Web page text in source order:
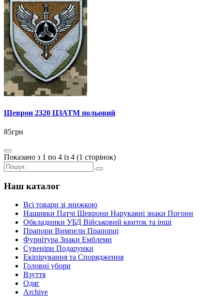
Шеврон 2320 ЦЗАТМ польовий
85грн
Показано з 1 по 4 із 4 (1 сторінок)
Наш каталог
Всі товари зі знижкою
Нашивки Патчі Шеврони Нарукавні знаки Погони
Обкладинки УБД Військовий квиток та інші
Прапори Вимпели Прапорці
Фурнітура Знаки Емблеми
Сувеніри Подарунки
Екіпірування та Спорядження
Головні убори
Взуття
Одяг
Archive